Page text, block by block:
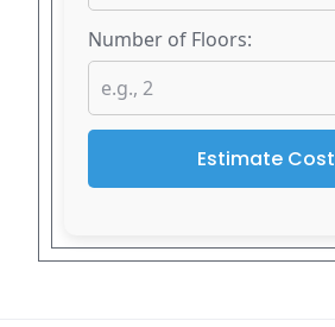
Number of Floors:
Estimate Cost